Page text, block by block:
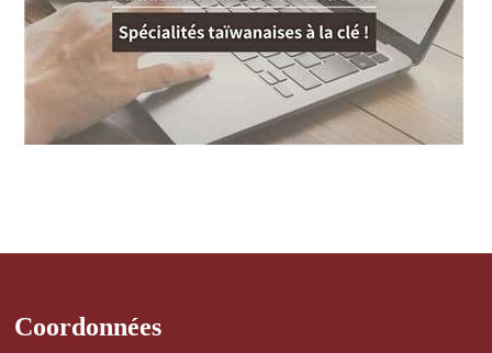
Coordonnées